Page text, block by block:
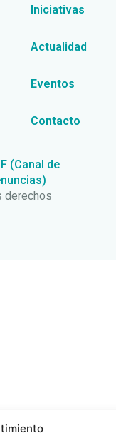
Iniciativas
Actualidad
Eventos
Contacto
(Canal de
derechos